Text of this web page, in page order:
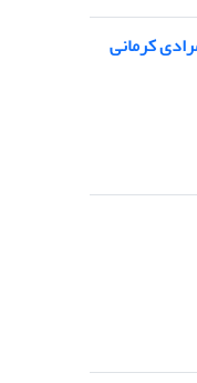
کرمانی